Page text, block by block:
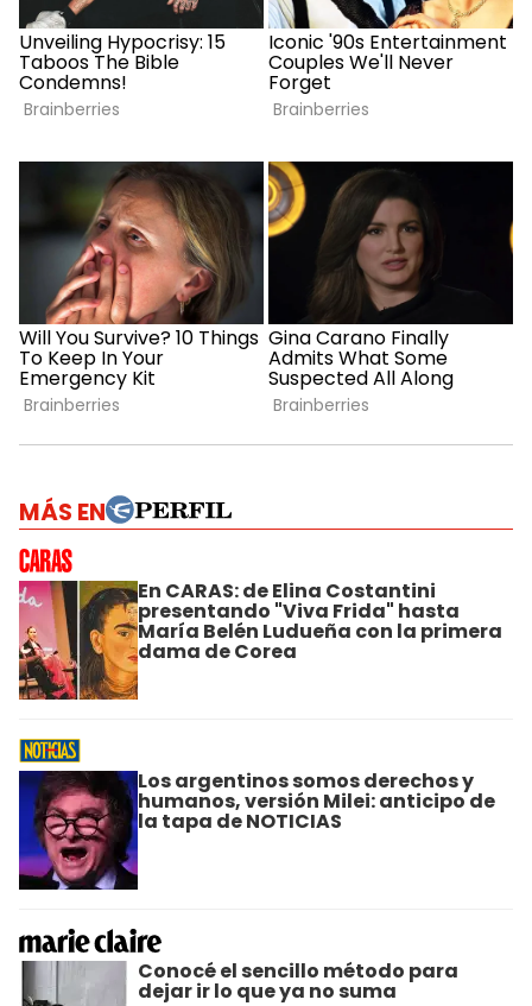
MÁS EN
En CARAS: de Elina Costantini
presentando "Viva Frida" hasta
María Belén Ludueña con la primera
dama de Corea
Los argentinos somos derechos y
humanos, versión Milei: anticipo de
la tapa de NOTICIAS
Conocé el sencillo método para
dejar ir lo que ya no suma